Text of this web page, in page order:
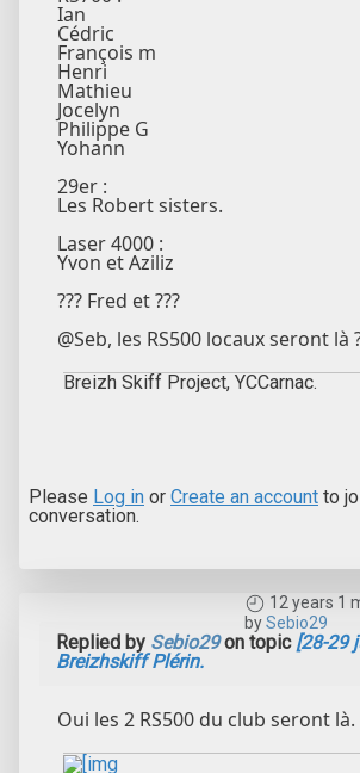
Ian
Cédric
François m
Henri
Mathieu
Jocelyn
Philippe G
Yohann
29er :
Les Robert sisters.
Laser 4000 :
Yvon et Aziliz
??? Fred et ???
@Seb, les RS500 locaux seront là
Breizh Skiff Project, YCCarnac.
Please Log in or Create an account to
conversation.
12 years 1
bySebio29
Replied by Sebio29on topic [28-29
Breizhskiff Plérin.
Oui les 2 RS500 du club seront là.